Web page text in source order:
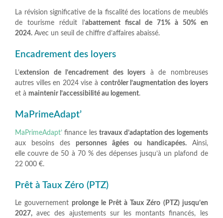
La révision significative de la fiscalité des locations de meublés
de tourisme réduit l’abattement fiscal de 71% à 50% en
2024. Avec un seuil de chiffre d’affaires abaissé.
Encadrement des loyers
L’extension de l’encadrement des loyers à de nombreuses
autres villes en 2024 vise à contrôler l’augmentation des loyers
et à maintenir l’accessibilité au logement.
MaPrimeAdapt’
MaPrimeAdapt’ finance lestravaux d’adaptation des logements
aux besoins des personnes âgées ou handicapées. Ainsi,
elle couvre de 50 à 70 % des dépenses jusqu’à un plafond de
22 000 €.
Prêt à Taux Zéro (PTZ)
Le gouvernement prolonge le Prêt à Taux Zéro (PTZ) jusqu’en
2027, avec des ajustements sur les montants financés, les